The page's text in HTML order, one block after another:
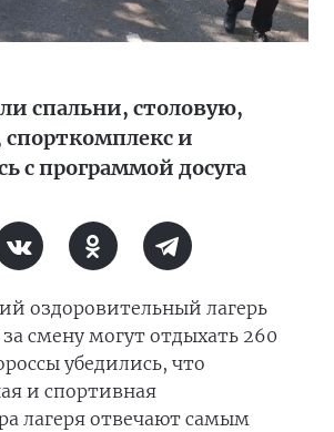
спальни, столовую,
и
с программой досуга
оздоровительный лагерь
смену могут отдыхать 260
убедились, что
и спортивная
лагеря отвечают самым